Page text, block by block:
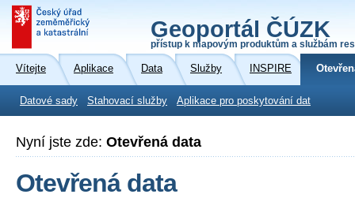
Geoportál ČÚZK
přístup k mapovým produktům a službám
Vítejte Aplikace Data Služby INSPIRE
Datové sady Stahovací služby Aplikace pro poskytování dat
Nyní jste zde: Otevřená data
Otevřená data